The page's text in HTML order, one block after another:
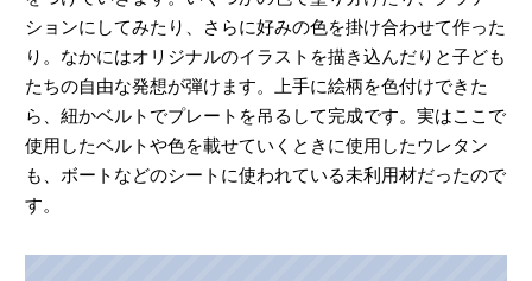
ションにしてみたり、さらに好みの色を掛け合わせて作った
り。なかにはオリジナルのイラストを描き込んだりと子ども
たちの自由な発想が弾けます。上手に絵柄を色付けできた
ら、紐かベルトでプレートを吊るして完成です。実はここで
使用したベルトや色を載せていくときに使用したウレタン
も、ボートなどのシートに使われている未利用材だったので
す。